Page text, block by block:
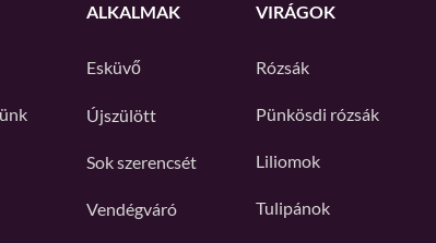
ALKALMAK
Esküvő
Újszülött
Sok szerencsét
Vendégváró
VIRÁGOK
Rózsák
Pünkösdi rózsák
Liliomok
Tulipánok